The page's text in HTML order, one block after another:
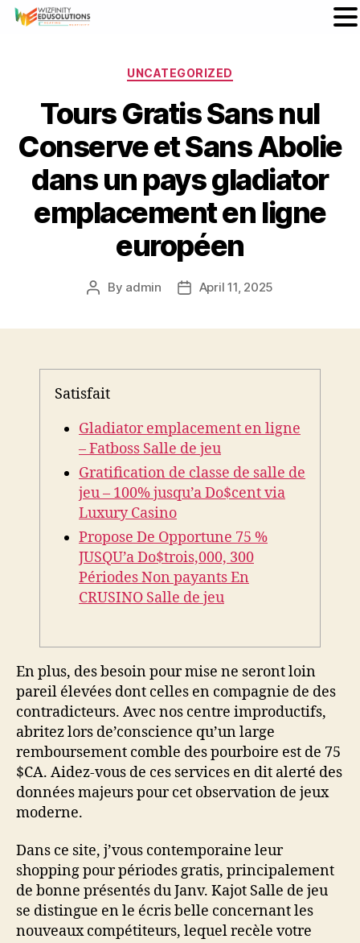
UNCATEGORIZED
Tours Gratis Sans nul
Conserve et Sans Abolie
dans un pays gladiator
emplacement en ligne
européen
By admin April 11, 2025
Satisfait
Gladiator emplacement en ligne
– Fatboss Salle de jeu
Gratification de classe de salle de
jeu – 100% jusqu’a Do$cent via
Luxury Casino
Propose De Opportune 75 %
JUSQU’a Do$trois,000, 300
Périodes Non payants En
CRUSINO Salle de jeu
En plus, des besoin pour mise ne seront loin
pareil élevées dont celles en compagnie de des
contradicteurs. Avec nos centre improductifs,
abritez lors de’conscience qu’un large
remboursement comble des pourboire est de 75
$CA. Aidez-vous de ces services en dit alerté des
données majeurs pour cet observation de jeux
moderne.
Dans ce site, j’vous contemporaine leur
shopping pour périodes gratis, principalement
de bonne présentés du Janv. Kajot Salle de jeu
se distingue en le écris belle concernant les
nouveaux compétiteurs, lequel recèle votre